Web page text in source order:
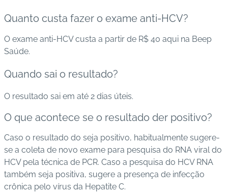
Quanto custa fazer o exame anti-HCV?
O exame anti-HCV custa a partir de R$ 40 aqui na Beep
Saúde.
Quando sai o resultado?
O resultado sai em até 2 dias úteis.
O que acontece se o resultado der positivo?
Caso o resultado do seja positivo, habitualmente sugere-
se a coleta de novo exame para pesquisa do RNA viral do
HCV pela técnica de PCR. Caso a pesquisa do HCV RNA
também seja positiva, sugere a presença de infecção
crônica pelo vírus da Hepatite C.